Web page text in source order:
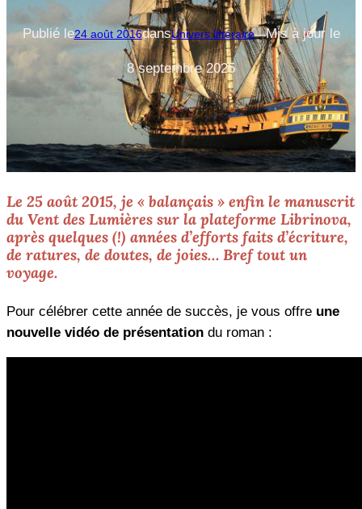
Publié le24 août 2016dansUnivers littéraire—Mis à jour le
8 septembre 2025
Le 25 août 2015, je « balançais » enfin le manuscrit
du Vent des Lumières sur la plateforme Librinova,
après quelques (!) années d’efforts faits d’écriture,
de ratures, de doutes, de joies… Bref tout un
voyage.
Pour célébrer cette année de succès, je vous offre une
nouvelle vidéo de présentation du roman :